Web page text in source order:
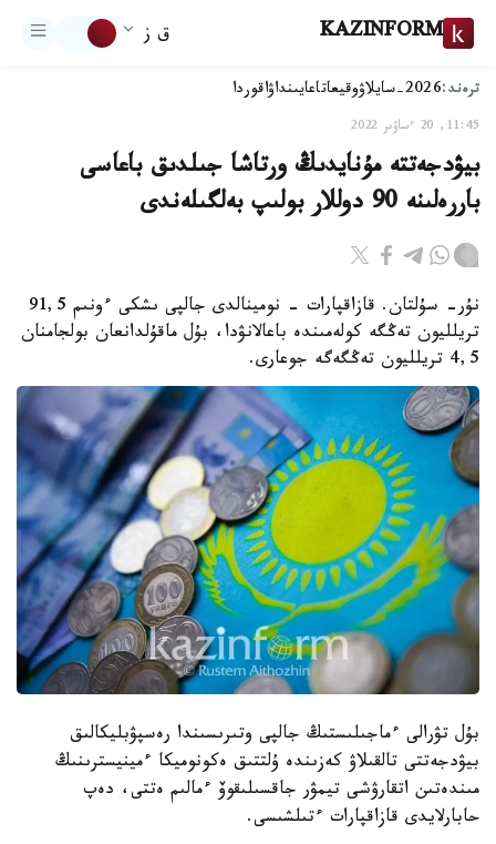
KAZINFORM ق ز
ترەند:2026-سايلاۋ وقيعاتاعايىنداۋاقوردا
11:45, 20 ءساۋىر 2022
بيۋدجەتتە مۇنايدىڭ ورتاشا جىلدىق باعاسى
باررەلىنە 90 دوللار بولىپ بەلگىلەندى
نۇر- سۇلتان. قازاقپارات - نومينالدى جالپى ىشكى ءونىم 91,5
تريلليون تەڭگە كولەمىندە باعالانۋدا، بۇل ماقۇلدانعان بولجامنان
4,5 تريلليون تەڭگەگە جوعارى.
بۇل تۋرالى ءماجىلىستىڭ جالپى وتىرىسىندا رەسپۋبليكالىق
بيۋدجەتتى تالقىلاۋ كەزىندە ۇلتتىق ەكونوميكا ءمينيسترىنىڭ
مىندەتىن اتقارۋشى تيمۋر جاقسىلىقوۆ ءمالىم ەتتى، دەپ
حابارلايدى قازاقپارات ءتىلشىسى.